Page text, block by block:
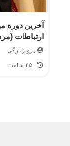
آخرین دوره
ارتباطات (مرداد
پرویز درگی